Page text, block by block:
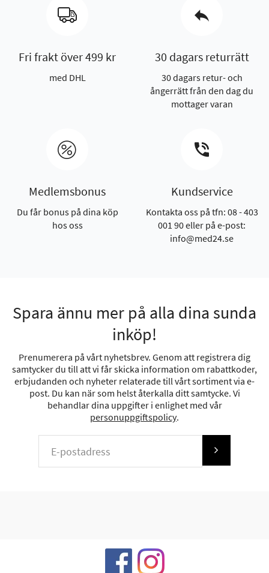
Fri frakt över 499 kr
med DHL
30 dagars returrätt
30 dagars retur- och
ångerrätt från den dag du
mottager varan
Medlemsbonus
Du får bonus på dina köp
hos oss
Kundservice
Kontakta oss på tfn: 08 - 403
001 90 eller på e-post:
info@med24.se
Spara ännu mer på alla dina sunda
inköp!
Prenumerera på vårt nyhetsbrev. Genom att registrera dig
samtycker du till att vi får skicka information om rabattkoder,
erbjudanden och nyheter relaterade till vårt sortiment via e-
post. Du kan när som helst återkalla ditt samtycke. Vi
behandlar dina uppgifter i enlighet med vår
personuppgiftspolicy.